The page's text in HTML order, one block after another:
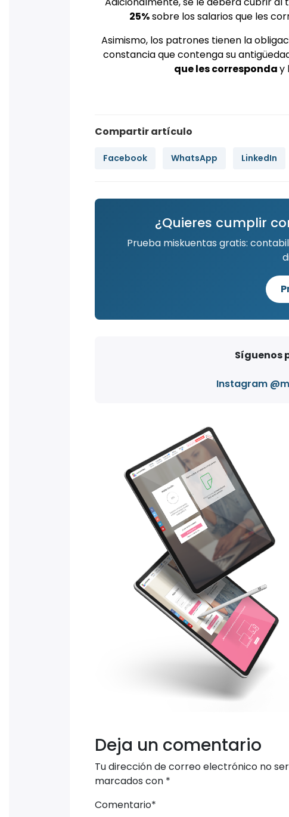
25%sobre los salarios que les
Asimismo, los patrones tienen la
constancia que contenga su
que les corresponday
Compartir artículo
Facebook WhatsApp LinkedIn
¿Quieres cumplir
Prueba miskuentas gratis:
Síguenos
Instagram
Deja un comentario
Tu dirección de correo electrónico no
marcados con *
Comentario*